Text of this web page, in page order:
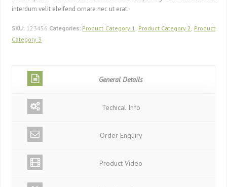
interdum velit eleifend ornare nec ut erat.
SKU: 123456 Categories: Product Category 1, Product Category 2 , Product
Category 3
General Details
Techical Info
Order Enquiry
Product Video